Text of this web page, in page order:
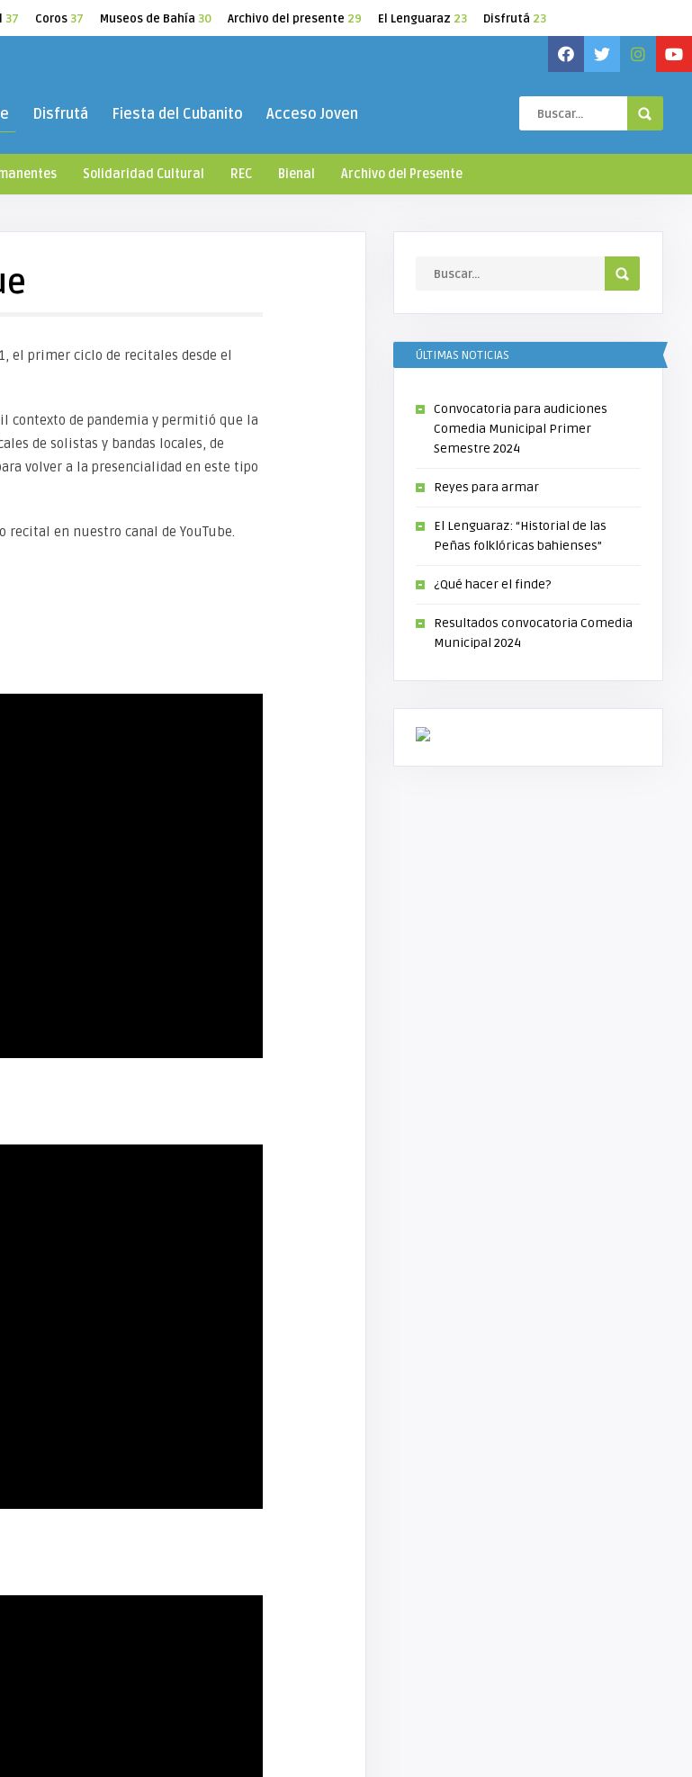
37 Coros 37 Museos de Bahía 30 Archivo del presente 29 El Lenguaraz 23 Disfrutá 23
Disfrutá Fiesta del Cubanito Acceso Joven
Solidaridad Cultural REC Bienal Archivo del Presente
el primer ciclo de recitales desde el
contexto de pandemia y permitió que la
de solistas y bandas locales, de
volver a la presencialidad en este tipo
recital en nuestro canal de YouTube.
ÚLTIMAS NOTICIAS
Convocatoria para audiciones
Comedia Municipal Primer
Semestre 2024
Reyes para armar
El Lenguaraz: “Historial de las
Peñas folklóricas bahienses”
¿Qué hacer el finde?
Resultados convocatoria Comedia
Municipal 2024